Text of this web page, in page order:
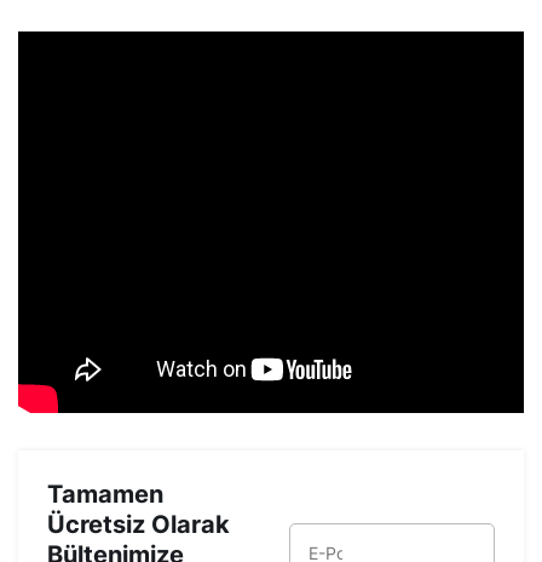
Tamamen
Ücretsiz Olarak
Bültenimize